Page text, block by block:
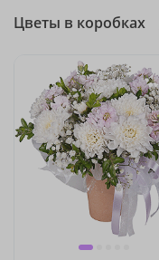
Цветы в коробках